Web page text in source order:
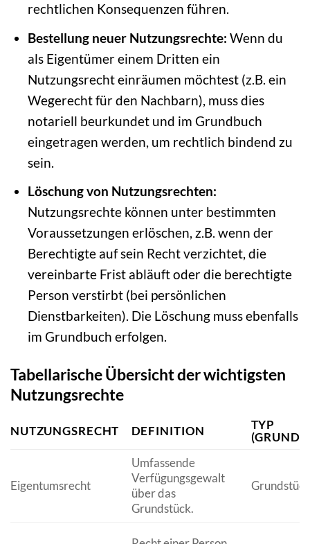
rechtlichen Konsequenzen führen.
Bestellung neuer Nutzungsrechte: Wenn du
als Eigentümer einem Dritten ein
Nutzungsrecht einräumen möchtest (z.B. ein
Wegerecht für den Nachbarn), muss dies
notariell beurkundet und im Grundbuch
eingetragen werden, um rechtlich bindend zu
sein.
Löschung von Nutzungsrechten:
Nutzungsrechte können unter bestimmten
Voraussetzungen erlöschen, z.B. wenn der
Berechtigte auf sein Recht verzichtet, die
vereinbarte Frist abläuft oder die berechtigte
Person verstirbt (bei persönlichen
Dienstbarkeiten). Die Löschung muss ebenfalls
im Grundbuch erfolgen.
Tabellarische Übersicht der wichtigsten
Nutzungsrechte
NUTZUNGSRECHT DEFINITION
TYP
Eigentumsrecht
Umfassende
Verfügungsgewalt
über das
Grundstück.